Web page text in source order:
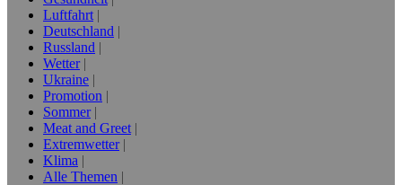
Luftfahrt
Deutschland
Russland
Wetter
Ukraine
Promotion
Sommer
Meat and Greet
Extremwetter
Klima
Alle Themen